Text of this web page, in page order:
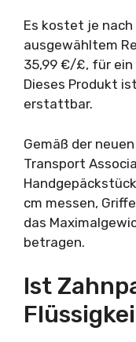
Es kostet je
ausgewähltem
35,99 €/£, für ein
Dieses Produkt
erstattbar.
Gemäß der
Transport
cm messen,
das
betragen.
Ist